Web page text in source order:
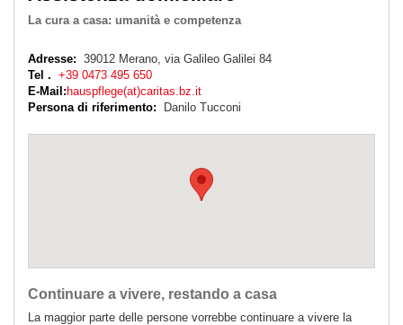
La cura a casa: umanità e competenza
Adresse: 39012 Merano, via Galileo Galilei 84
Tel . +39 0473 495 650
E-Mail: hauspflege(at)caritas.bz.it
Persona di riferimento:
Danilo Tucconi
Continuare a vivere, restando a casa
La maggior parte delle persone vorrebbe continuare a vivere la